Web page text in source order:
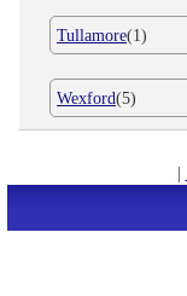
Tullamore(1)
Wexford(5)
|